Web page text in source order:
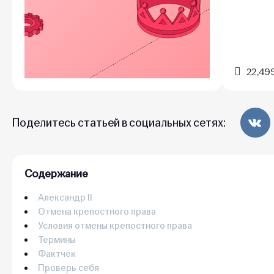
Поделитесь статьей в социальных сетях:
Содержание
Александр II
Отмена крепостного права
Условия отмены крепостного права
Термины
Фактчек
Проверь себя